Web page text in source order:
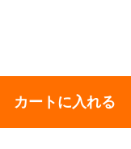
カートに入れる